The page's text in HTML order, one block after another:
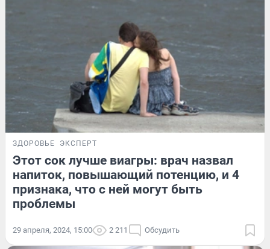
ЗДОРОВЬЕ ЭКСПЕРТ
Этот сок лучше виагры: врач назвал
напиток, повышающий потенцию, и 4
признака, что с ней могут быть
проблемы
29 апреля, 2024, 15:00 2 211 Обсудить